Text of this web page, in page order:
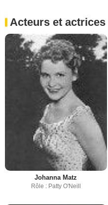
Acteurs et actrices
Johanna Matz
Rôle : Patty O'Neill